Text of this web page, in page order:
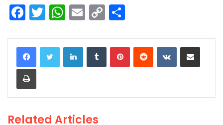
F
a
c
e
b
o
T
w
itt
er
W
h
a
ts
p
E
m
ai
C
o
p
n
ar
LinkedInTumblrPinterestReddit VKontakteShare via Email
Print
Related Articles